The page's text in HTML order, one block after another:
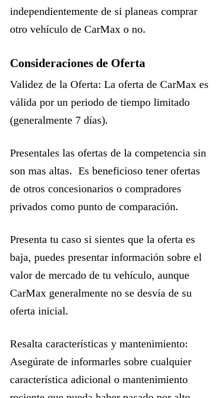
independientemente de si planeas comprar
otro vehículo de CarMax o no.
Consideraciones de Oferta
Validez de la Oferta: La oferta de CarMax es
válida por un periodo de tiempo limitado
(generalmente 7 días).
Presentales las ofertas de la competencia sin
son mas altas. Es beneficioso tener ofertas
de otros concesionarios o compradores
privados como punto de comparación.
Presenta tu caso si sientes que la oferta es
baja, puedes presentar información sobre el
valor de mercado de tu vehículo, aunque
CarMax generalmente no se desvía de su
oferta inicial.
Resalta características y mantenimiento:
Asegúrate de informarles sobre cualquier
característica adicional o mantenimiento